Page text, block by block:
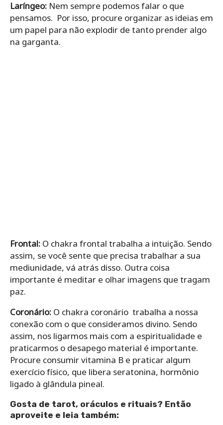
Laríngeo: Nem sempre podemos falar o que
pensamos. Por isso, procure organizar as ideias em
um papel para não explodir de tanto prender algo
na garganta.
Frontal: O chakra frontal trabalha a intuição. Sendo
assim, se você sente que precisa trabalhar a sua
mediunidade, vá atrás disso. Outra coisa
importante é meditar e olhar imagens que tragam
paz.
Coronário: O chakra coronário trabalha a nossa
conexão com o que consideramos divino. Sendo
assim, nos ligarmos mais com a espiritualidade e
praticarmos o desapego material é importante.
Procure consumir vitamina B e praticar algum
exercício físico, que libera seratonina, hormônio
ligado à glândula pineal.
Gosta de tarot, oráculos e rituais? Então
aproveite e leia também: